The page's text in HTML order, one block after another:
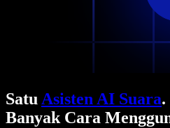
Satu Asisten AI Suara.
Banyak Cara